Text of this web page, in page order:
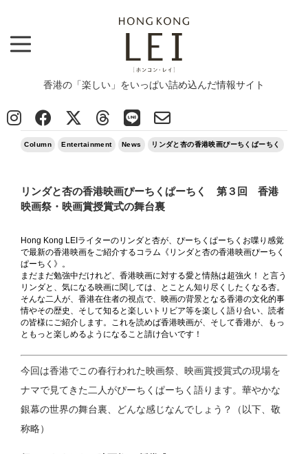
香港の「楽しい」をいっぱい詰め込んだ情報サイト
Column
>
2025/05/11
Column Entertainment News リンダと杏の香港映画ぴーちくぱーちく
リンダと杏の香港映画ぴーちくぱーちく 第３回 香港
映画祭・映画賞授賞式の舞台裏
Hong Kong LEIライターのリンダと杏が、ぴーちくぱーちくお喋り感覚
で最新の香港映画をご紹介するコラム《リンダと杏の香港映画ぴーちく
ぱーちく》。
まだまだ勉強中だけれど、香港映画に対する愛と情熱は超強火！ と言う
リンダと、気になる映画に関しては、とことん知り尽くしたくなる杏。
そんな二人が、香港在住者の視点で、映画の背景となる香港の文化的事
情やその歴史、そして知ると楽しいトリビア等を楽しく語り合い、読者
の皆様にご紹介します。これを読めば香港映画が、そして香港が、もっ
ともっと楽しめるようになること請け合いです！
今回は香港でこの春行われた映画祭、映画賞授賞式の現場を
ナマで見てきた二人がぴーちくぱーちく語ります。華やかな
銀幕の世界の舞台裏、どんな感じなんでしょう？（以下、敬
称略）